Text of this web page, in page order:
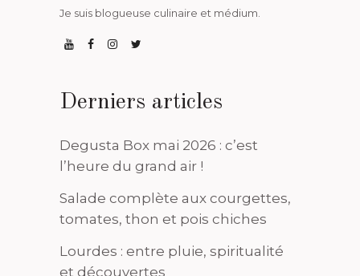
Je suis blogueuse culinaire et médium.
Derniers articles
Degusta Box mai 2026 : c’est
l’heure du grand air !
Salade complète aux courgettes,
tomates, thon et pois chiches
Lourdes : entre pluie, spiritualité
et découvertes